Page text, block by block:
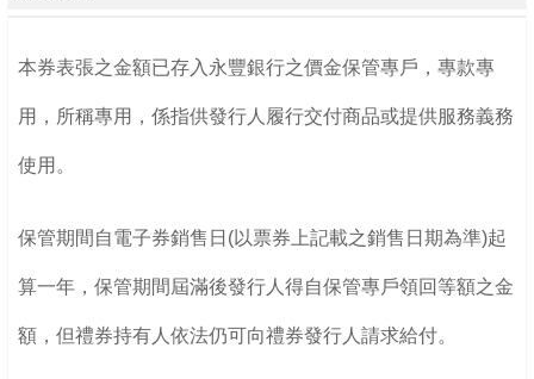
本券表張之金額已存入永豐銀行之價金保管專戶，專款專
用，所稱專用，係指供發行人履行交付商品或提供服務義務
使用。
保管期間自電子券銷售日(以票券上記載之銷售日期為準)起
算一年，保管期間屆滿後發行人得自保管專戶領回等額之金
額，但禮券持有人依法仍可向禮券發行人請求給付。